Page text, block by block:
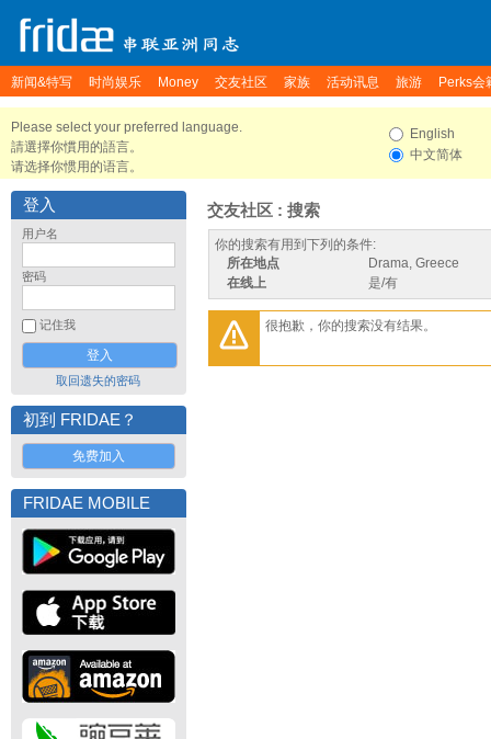
新闻&特写 时尚娱乐 Money 交友社区 家族 活动讯息 旅游 Perks会
Please select your preferred language.
請選擇你慣用的語言。
请选择你惯用的语言。
English
中文简体
登入
用户名
密码
记住我
取回遗失的密码
初到 FRIDAE？
免费加入
FRIDAE MOBILE
交友社区 : 搜索
你的搜索有用到下列的条件:
所在地点
Drama, Greece
在线上
是/有
很抱歉，你的搜索没有结果。